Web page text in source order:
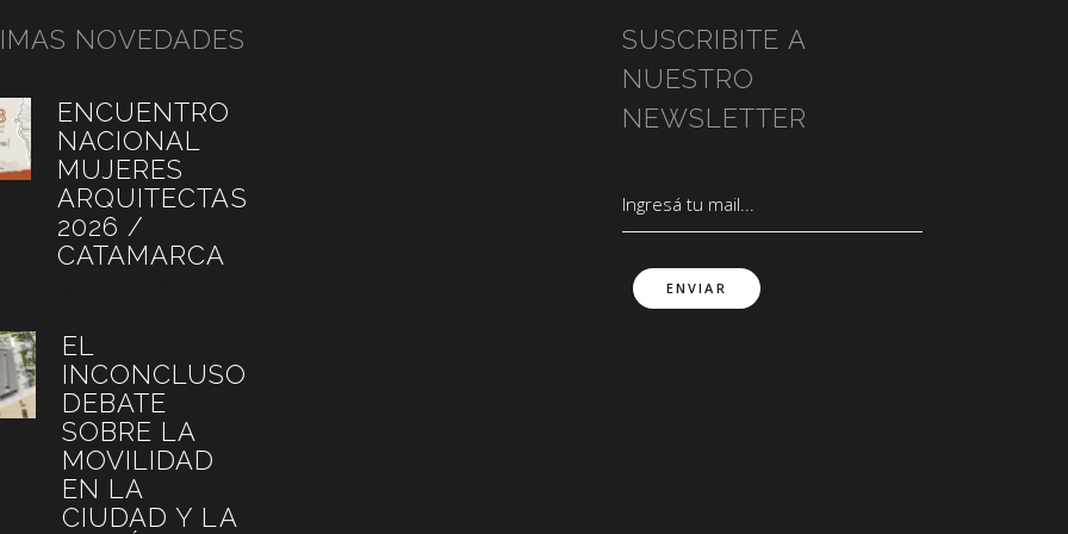
NOVEDADES
ENCUENTRO
NACIONAL
MUJERES
ARQUITECTAS
2026 /
CATAMARCA
EL
INCONCLUSO
DEBATE
SOBRE LA
MOVILIDAD
EN LA
CIUDAD Y LA
SUSCRIBITE A
NUESTRO
NEWSLETTER